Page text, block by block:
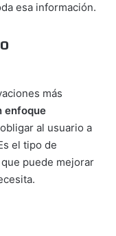
esa información.
más
enfoque
al usuario a
el tipo de
puede mejorar